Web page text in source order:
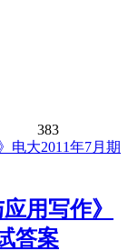
383
用写作》
答案